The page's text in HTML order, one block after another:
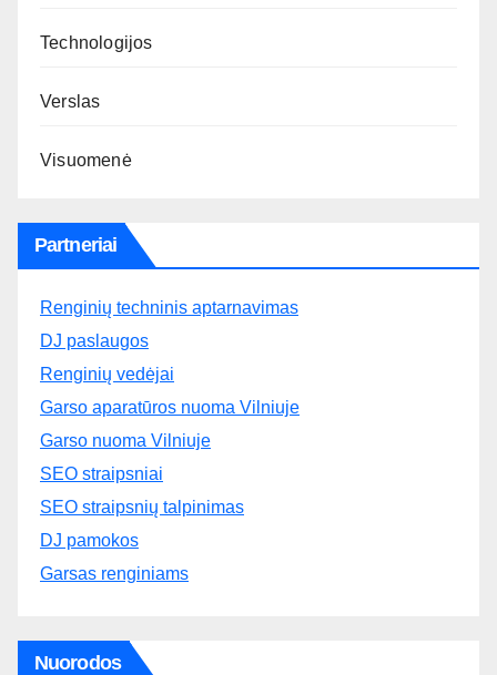
Technologijos
Verslas
Visuomenė
Partneriai
Renginių techninis aptarnavimas
DJ paslaugos
Renginių vedėjai
Garso aparatūros nuoma Vilniuje
Garso nuoma Vilniuje
SEO straipsniai
SEO straipsnių talpinimas
DJ pamokos
Garsas renginiams
Nuorodos